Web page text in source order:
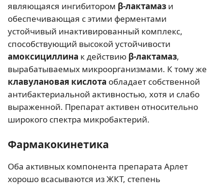
являющаяся ингибитором β-лактамаз и
обеспечивающая с этими ферментами
устойчивый инактивированный комплекс,
способствующий высокой устойчивости
амоксициллина к действию β-лактамаз,
вырабатываемых микроорганизмами. К тому же
клавулановая кислота обладает собственной
антибактериальной активностью, хотя и слабо
выраженной. Препарат активен относительно
широкого спектра микробактерий.
Фармакокинетика
Оба активных компонента препарата Арлет
хорошо всасываются из ЖКТ, степень